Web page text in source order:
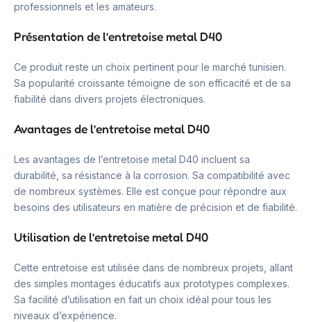
professionnels et les amateurs.
Présentation de l’entretoise metal D40
Ce produit reste un choix pertinent pour le marché tunisien.
Sa popularité croissante témoigne de son efficacité et de sa
fiabilité dans divers projets électroniques.
Avantages de l’entretoise metal D40
Les avantages de l’entretoise metal D40 incluent sa
durabilité, sa résistance à la corrosion. Sa compatibilité avec
de nombreux systèmes. Elle est conçue pour répondre aux
besoins des utilisateurs en matière de précision et de fiabilité.
Utilisation de l’entretoise metal D40
Cette entretoise est utilisée dans de nombreux projets, allant
des simples montages éducatifs aux prototypes complexes.
Sa facilité d’utilisation en fait un choix idéal pour tous les
niveaux d’expérience.